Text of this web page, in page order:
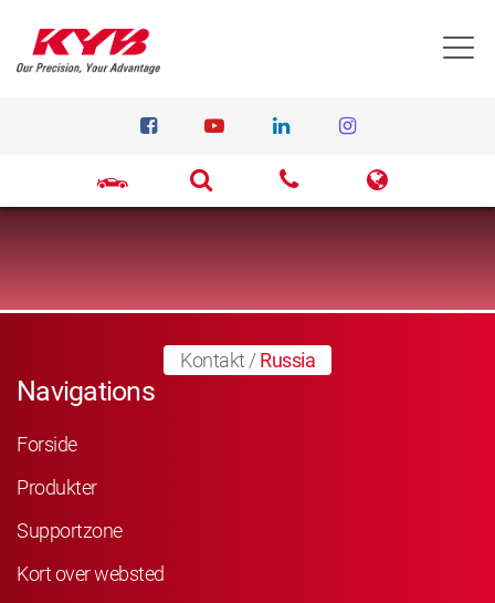
Kontakt /Russia
Navigations
Forside
Produkter
Supportzone
Kort over websted